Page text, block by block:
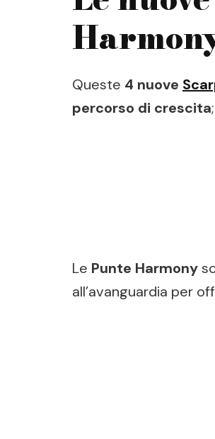
Queste 4 nuove
percorso di crescita
Le Punte Harmony
all’avanguardia per